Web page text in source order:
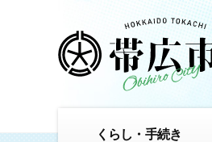
くらし・手続き